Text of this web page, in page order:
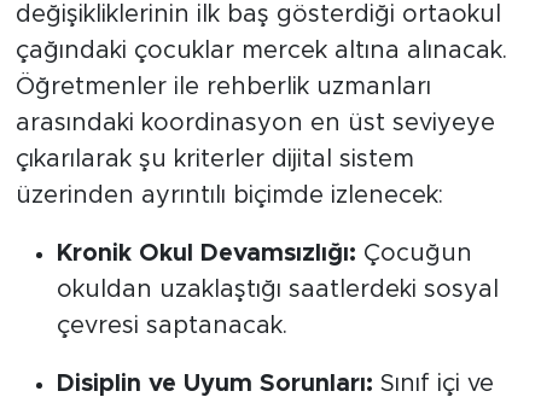
değişikliklerinin ilk baş gösterdiği ortaokul
çağındaki çocuklar mercek altına alınacak.
Öğretmenler ile rehberlik uzmanları
arasındaki koordinasyon en üst seviyeye
çıkarılarak şu kriterler dijital sistem
üzerinden ayrıntılı biçimde izlenecek:
Kronik Okul Devamsızlığı: Çocuğun
okuldan uzaklaştığı saatlerdeki sosyal
çevresi saptanacak.
Disiplin ve Uyum Sorunları: Sınıf içi ve